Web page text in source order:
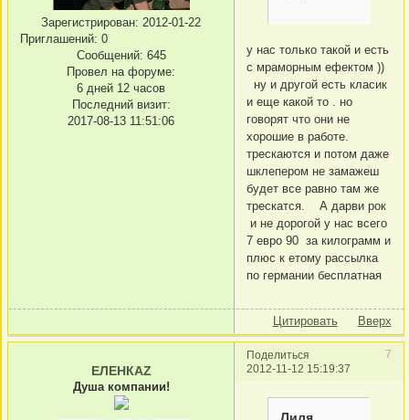
Зарегистрирован: 2012-01-22
Приглашений: 0
Сообщений: 645
Провел на форуме:
6 дней 12 часов
Последний визит:
2017-08-13 11:51:06
у нас только такой и есть
с мраморным ефектом ))
ну и другой есть класик
и еще какой то . но
говорят что они не
хорошие в работе.
трескаются и потом даже
шклепером не замажеш
будет все равно там же
трескатся. А дарви рок
и не дорогой у нас всего
7 евро 90 за килограмм и
плюс к етому рассылка
по германии бесплатная
Цитировать Вверх
Поделиться
7
2012-11-12 15:19:37
ЕЛЕНКАZ
Душа компании!